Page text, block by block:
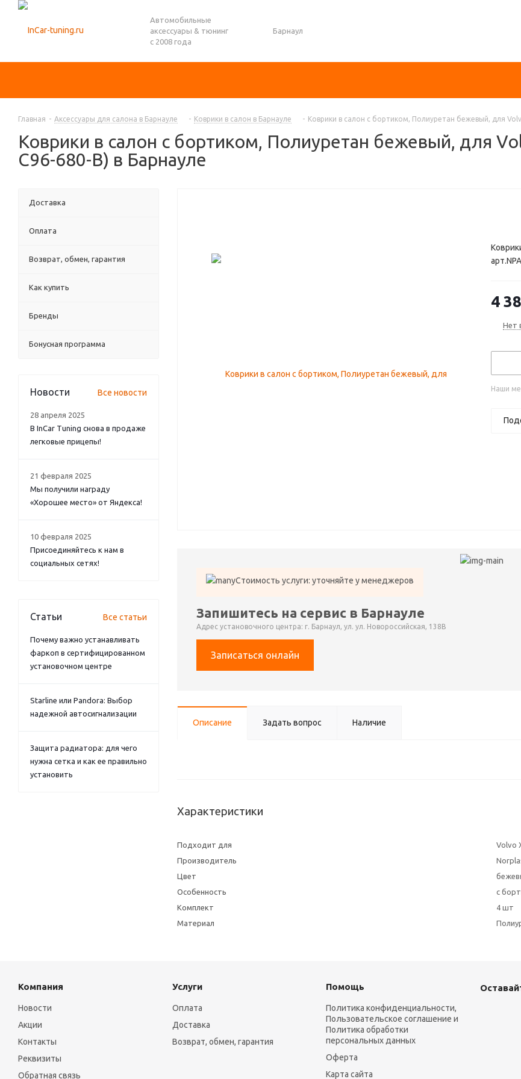
Автомобильные
аксессуары & тюнинг
с 2008 года
Барнаул
Главная - Аксессуары для салона в Барнауле - Коврики в салон в Барнауле - Коврики в салон с бортиком, Полиуретан бежевый, для
Коврики в салон с бортиком, Полиуретан бежевый, для
C96-680-B) в Барнауле
4
Нет
Наши
Стоимость услуги: уточняйте у менеджеров
Запишитесь на сервис в Барнауле
Адрес установочного центра: г. Барнаул, ул. ул. Новороссийская, 138В
Записаться онлайн
Описание Задать вопрос Наличие
Характеристики
Подходит для
Volvo
Производитель
Цвет
Особенность
с
Комплект
4 шт
Материал
Доставка
Оплата
Возврат, обмен, гарантия
Как купить
Бренды
Бонусная программа
Новости Все новости
28 апреля 2025
В InCar Tuning снова в продаже
легковые прицепы!
21 февраля 2025
Мы получили награду
«Хорошее место» от Яндекса!
10 февраля 2025
Присоединяйтесь к нам в
социальных сетях!
Статьи Все статьи
Почему важно устанавливать
фаркоп в сертифицированном
установочном центре
Starline или Pandora: Выбор
надежной автосигнализации
Защита радиатора: для чего
нужна сетка и как ее правильно
установить
Компания
Новости
Акции
Контакты
Реквизиты
Обратная связь
Услуги
Оплата
Доставка
Возврат, обмен, гарантия
Помощь
Политика конфиденциальности,
Пользовательское соглашение и
Политика обработки
персональных данных
Оферта
Карта сайта